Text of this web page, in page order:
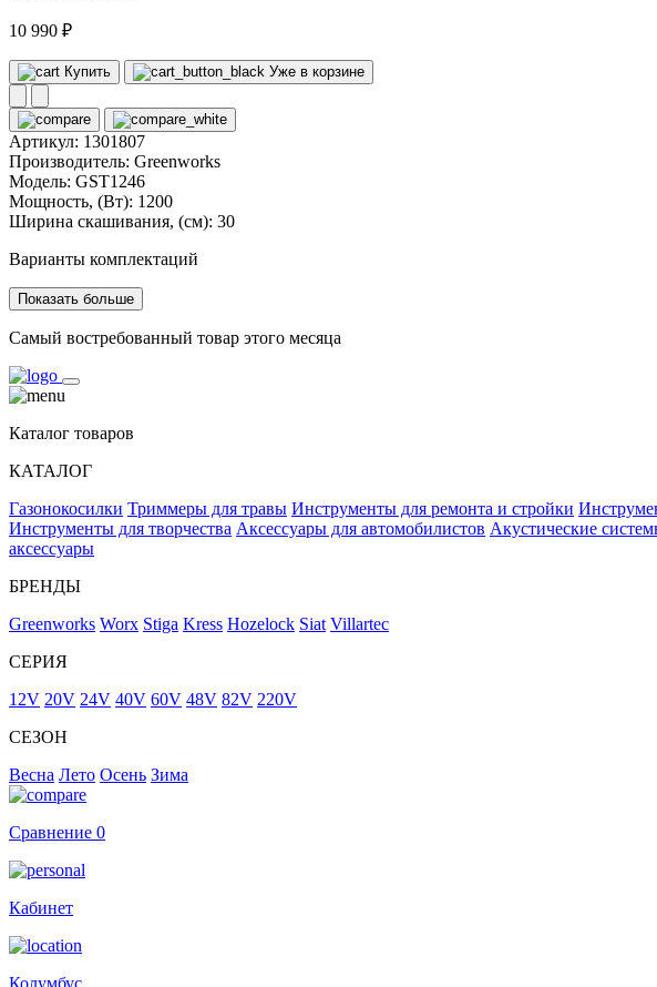
10 990 ₽
Купить Уже в корзине
Артикул: 1301807
Производитель: Greenworks
Модель: GST1246
Мощность, (Вт): 1200
Ширина скашивания, (см): 30
Варианты комплектаций
Показать больше
Самый востребованный товар этого месяца
Каталог товаров
КАТАЛОГ
Газонокосилки Триммеры для травы Инструменты для ремонта и стройки
Инструменты для творчества Аксессуары для автомобилистов Акустические
аксессуары
БРЕНДЫ
Greenworks Worx Stiga Kress Hozelock Siat Villartec
СЕРИЯ
12V 20V 24V 40V 60V 48V 82V 220V
СЕЗОН
Весна Лето Осень Зима
Сравнение 0
Кабинет
Колумбус